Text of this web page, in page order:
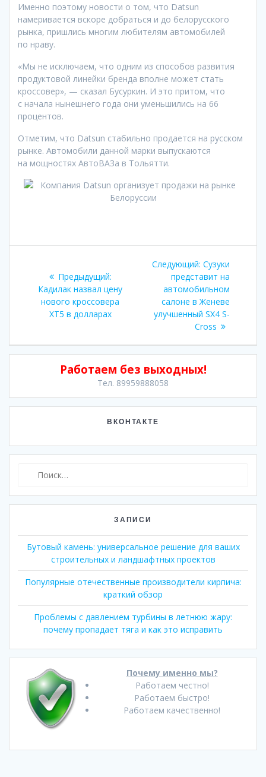
Именно поэтому новости о том, что Datsun
намеривается вскоре добраться и до белорусского
рынка, пришлись многим любителям автомобилей
по нраву.
«Мы не исключаем, что одним из способов развития
продуктовой линейки бренда вполне может стать
кроссовер», — сказал Бусуркин. И это притом, что
с начала нынешнего года они уменьшились на 66
процентов.
Отметим, что Datsun стабильно продается на русском
рынке. Автомобили данной марки выпускаются
на мощностях АвтоВАЗа в Тольятти.
записям
Предыдущий:Предыдущая
запись:
Кадилак назвал цену
нового кроссовера
XT5 в долларах
Следующий: Следующая
запись:
Сузуки
представит на
автомобильном
салоне в Женеве
улучшенный SX4 S-
Cross
Работаем без выходных!
Тел. 89959888058
ВКОНТАКТЕ
ЗАПИСИ
Бутовый камень: универсальное решение для ваших
строительных и ландшафтных проектов
Популярные отечественные производители кирпича:
краткий обзор
Проблемы с давлением турбины в летнюю жару:
почему пропадает тяга и как это исправить
Почему именно мы?
Работаем честно!
Работаем быстро!
Работаем качественно!